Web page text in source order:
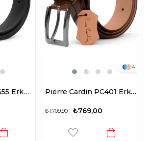
Pierre Cardin PC355 Erkek 3,5 cm Çift Dikiş Kemer Siyah
4
Pierre Cardin PC401 Erkek 4 cm Hakiki Deri Kemer Camel
₺769,00
₺1.709,90